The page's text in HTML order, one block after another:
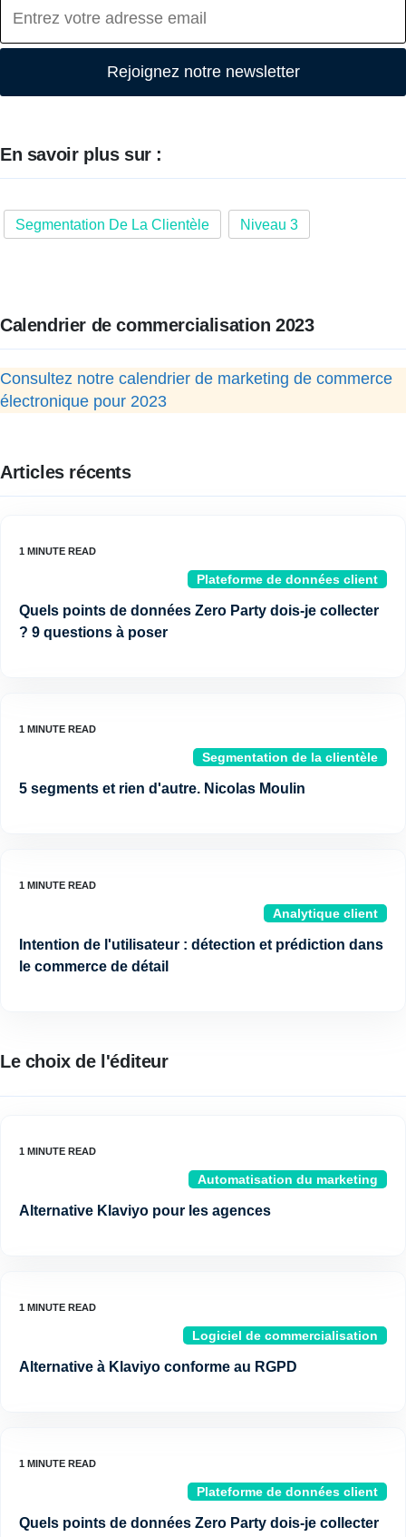
Rejoignez notre newsletter
En savoir plus sur :
Segmentation De La Clientèle Niveau 3
Calendrier de commercialisation 2023
Consultez notre calendrier de marketing de commerce
électronique pour 2023
Articles récents
Plateforme de données client
Quels points de données Zero Party dois-je collecter
? 9 questions à poser
Segmentation de la clientèle
5 segments et rien d'autre. Nicolas Moulin
Analytique client
Intention de l'utilisateur : détection et prédiction dans
le commerce de détail
Le choix de l'éditeur
Automatisation du marketing
Alternative Klaviyo pour les agences
Logiciel de commercialisation
Alternative à Klaviyo conforme au RGPD
Plateforme de données client
Quels points de données Zero Party dois-je collecter